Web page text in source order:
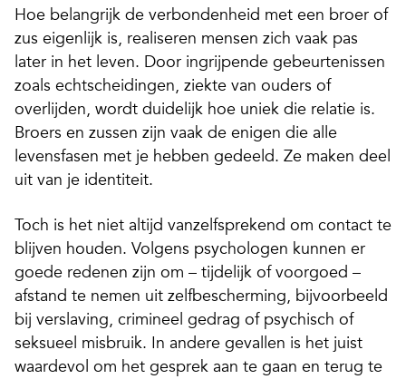
Hoe belangrijk de verbondenheid met een broer of
zus eigenlijk is, realiseren mensen zich vaak pas
later in het leven. Door ingrijpende gebeurtenissen
zoals echtscheidingen, ziekte van ouders of
overlijden, wordt duidelijk hoe uniek die relatie is.
Broers en zussen zijn vaak de enigen die alle
levensfasen met je hebben gedeeld. Ze maken deel
uit van je identiteit.
Toch is het niet altijd vanzelfsprekend om contact te
blijven houden. Volgens psychologen kunnen er
goede redenen zijn om – tijdelijk of voorgoed –
afstand te nemen uit zelfbescherming, bijvoorbeeld
bij verslaving, crimineel gedrag of psychisch of
seksueel misbruik. In andere gevallen is het juist
waardevol om het gesprek aan te gaan en terug te